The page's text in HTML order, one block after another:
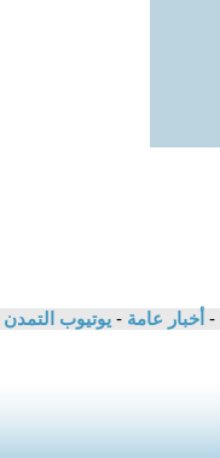
- أخبار عامة - يوتيوب التمدن